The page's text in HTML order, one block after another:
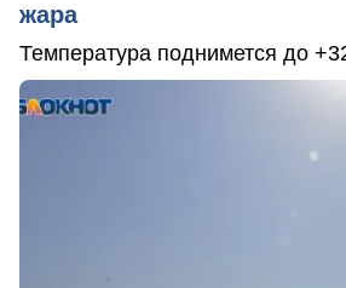
жара
Температура поднимется до